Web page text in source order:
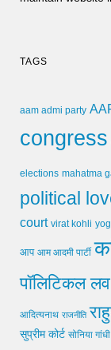
TAGS
aam admi party
congress
elections mahatma
political
court virat kohli
आप आम आदमी पार्टी
पॉलिटिकल लव
आदित्यनाथ राजनीति
सुप्रीम कोर्ट सोनिया गांधी